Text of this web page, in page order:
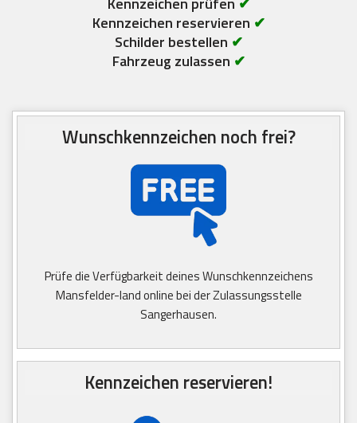
Kennzeichen reservieren ✔
Schilder bestellen ✔
Fahrzeug zulassen ✔
Wunschkennzeichen noch frei?
Prüfe die Verfügbarkeit deines Wunschkennzeichens
Mansfelder-land online bei der Zulassungsstelle
Sangerhausen.
Kennzeichen reservieren!